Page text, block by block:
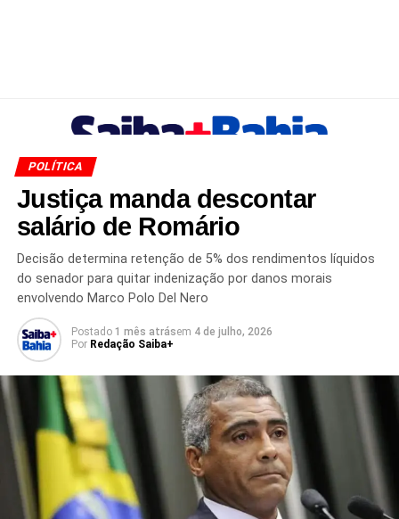
POLÍTICA
Justiça manda descontar
salário de Romário
Decisão determina retenção de 5% dos rendimentos líquidos
do senador para quitar indenização por danos morais
envolvendo Marco Polo Del Nero
Postado 1 mês atrásem 4 de julho, 2026
Por Redação Saiba+